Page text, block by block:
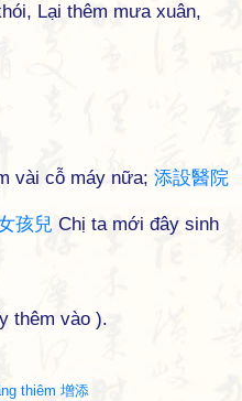
Lại thêm mưa xuân,
vài cỗ máy nữa; 添設醫院
孩兒 Chị ta mới đây sinh
thêm vào ).
thiêm 增添